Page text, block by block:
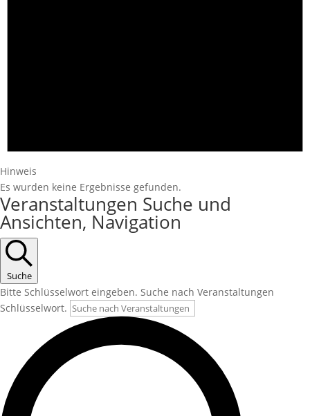
Hinweis
Es wurden keine Ergebnisse gefunden.
Veranstaltungen Suche und
Ansichten, Navigation
Suche
Bitte Schlüsselwort eingeben. Suche nach Veranstaltungen
Schlüsselwort.